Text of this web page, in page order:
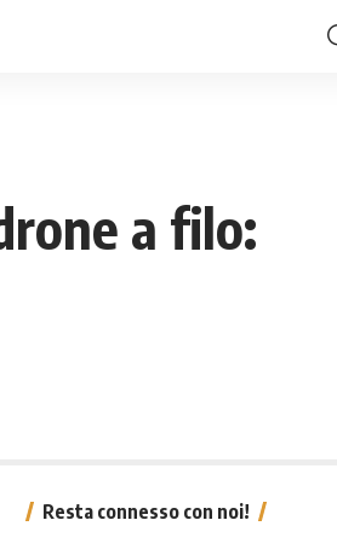
a filo:
Resta connesso con noi!